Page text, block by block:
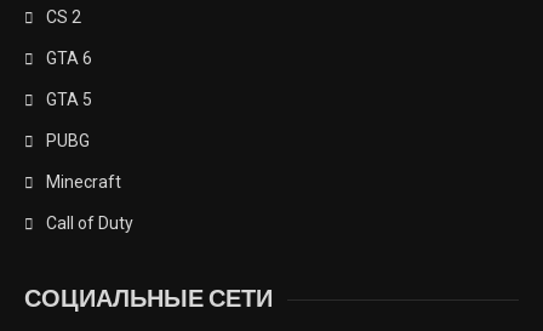
CS 2
GTA 6
GTA 5
PUBG
Minecraft
Call of Duty
СОЦИАЛЬНЫЕ СЕТИ